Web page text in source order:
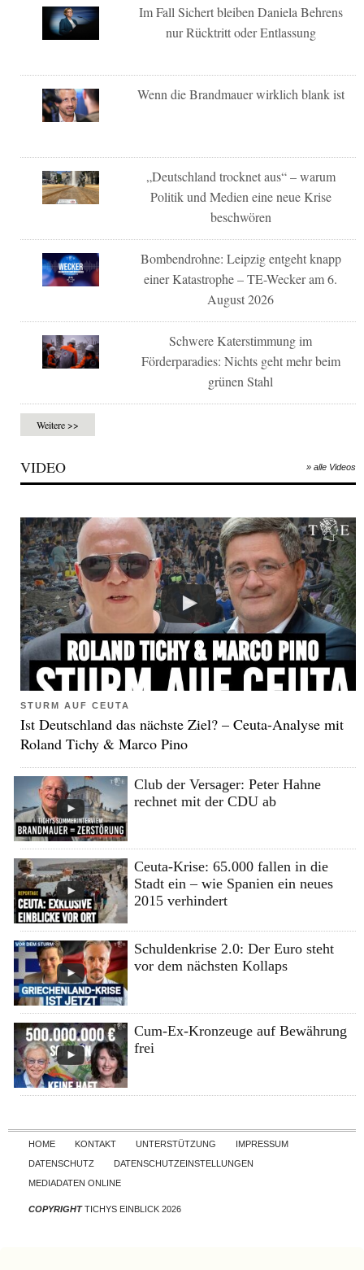
Im Fall Sichert bleiben Daniela Behrens
nur Rücktritt oder Entlassung
Wenn die Brandmauer wirklich blank ist
„Deutschland trocknet aus“ – warum
Politik und Medien eine neue Krise
beschwören
Bombendrohne: Leipzig entgeht knapp
einer Katastrophe – TE-Wecker am 6.
August 2026
Schwere Katerstimmung im
Förderparadies: Nichts geht mehr beim
grünen Stahl
Weitere >>
VIDEO » alle Videos
STURM AUF CEUTA
Ist Deutschland das nächste Ziel? – Ceuta-Analyse mit
Roland Tichy & Marco Pino
Club der Versager: Peter Hahne
rechnet mit der CDU ab
Ceuta-Krise: 65.000 fallen in die
Stadt ein – wie Spanien ein neues
2015 verhindert
Schuldenkrise 2.0: Der Euro steht
vor dem nächsten Kollaps
Cum-Ex-Kronzeuge auf Bewährung
frei
Skip to content
HOME KONTAKT UNTERSTÜTZUNG
IMPRESSUM
DATENSCHUTZ
DATENSCHUTZEINSTELLUNGEN
MEDIADATEN ONLINE
COPYRIGHTTICHYS EINBLICK 2026